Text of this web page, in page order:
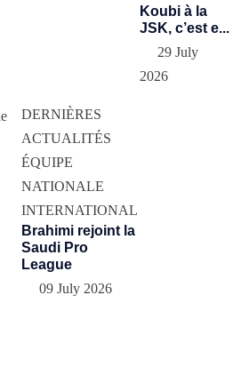
Koubi à la
JSK, c’est e...
29 July
2026
DERNIÈRES
ACTUALITÉS
ÉQUIPE
NATIONALE
INTERNATIONAL
Brahimi rejoint la
Saudi Pro
League
09 July 2026